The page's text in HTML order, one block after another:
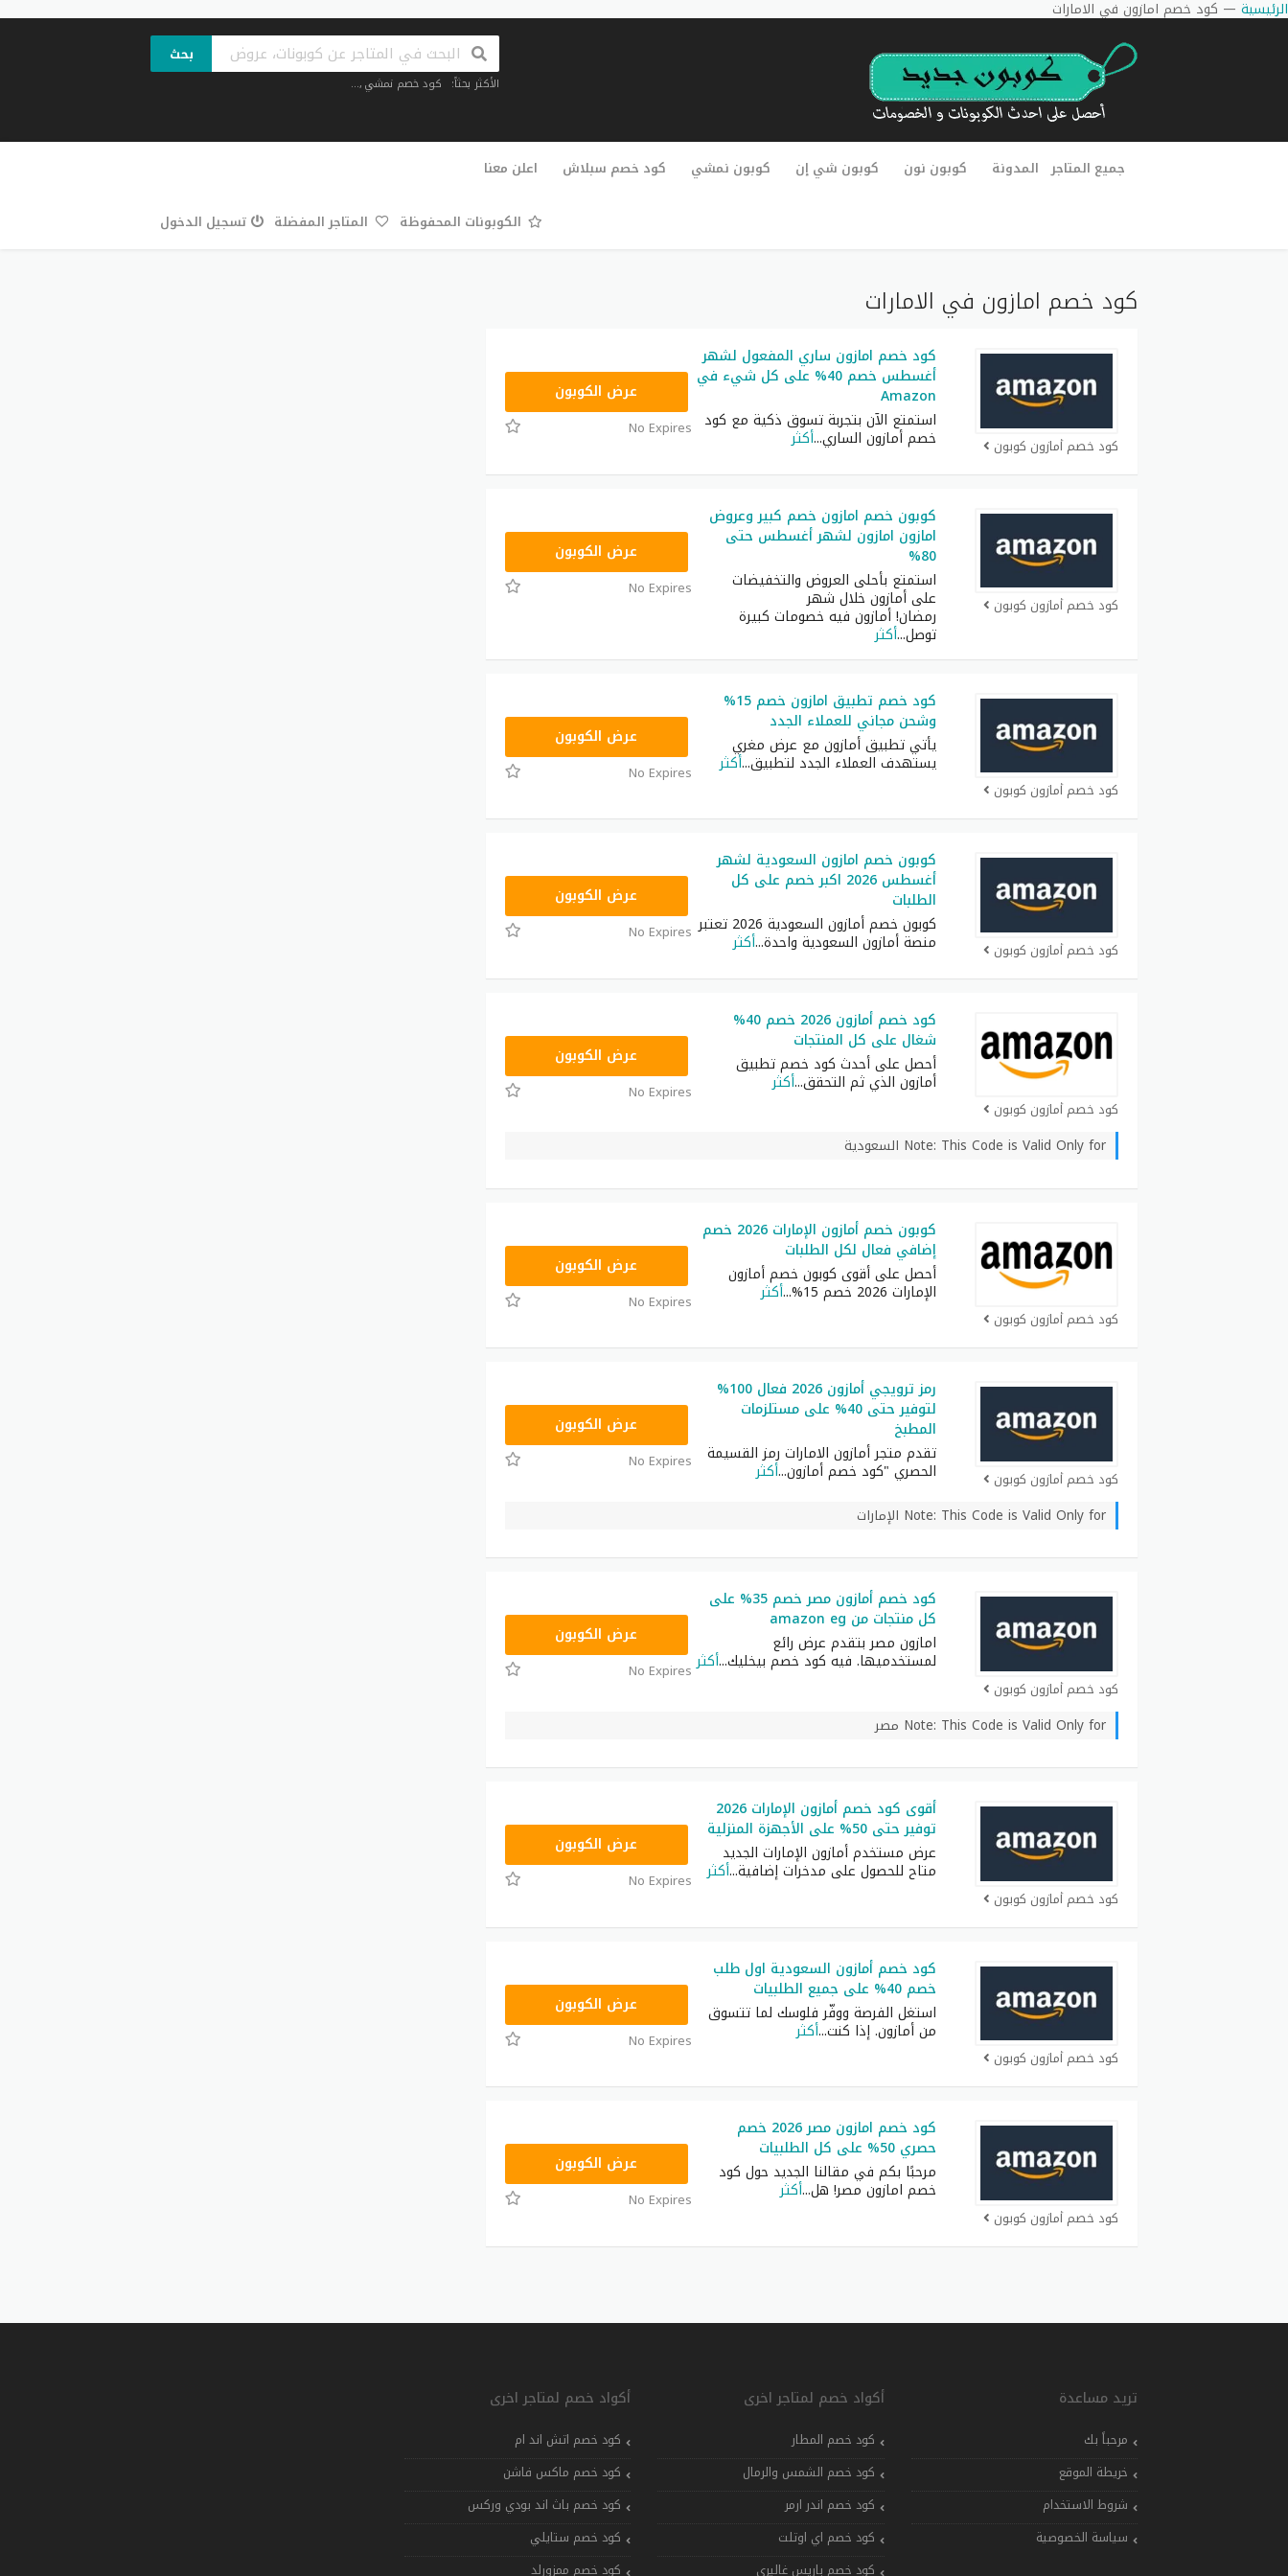
الرئيسية — كود خصم امازون في الامارات
بحث
الأكثر بحثاً: كود خصم نمشي,...
تخطي
جميع المتاجر المدونة كوبون نون كوبون شي إن كوبون نمشي كود خصم سبلاش اعلن معنا
الكوبونات المحفوظة المتاجر المفضلة تسجيل الدخول
كود خصم امازون في الامارات
كود خصم أمازون كوبون
كود خصم امازون ساري المفعول لشهر
أغسطس خصم 40% على كل شيء في
Amazon
استمتع الآن بتجربة تسوق ذكية مع كود
خصم أمازون الساري...أكثر
عرض الكوبون
No Expires
كود خصم أمازون كوبون
كوبون خصم امازون خصم كبير وعروض
امازون امازون لشهر أغسطس حتى
80%
استمتع بأحلى العروض والتخفيضات
على أمازون خلال شهر
رمضان! أمازون فيه خصومات كبيرة
توصل...أكثر
NEW30عرض الكوبون
No Expires
كود خصم أمازون كوبون
كود خصم تطبيق امازون خصم 15%
وشحن مجاني للعملاء الجدد
يأتي تطبيق أمازون مع عرض مغري
يستهدف العملاء الجدد لتطبيق...أكثر
NEW20عرض الكوبون
No Expires
كود خصم أمازون كوبون
كوبون خصم امازون السعودية لشهر
أغسطس 2026 اكبر خصم على كل
الطلبات
كوبون خصم أمازون السعودية 2026 تعتبر
منصة أمازون السعودية واحدة...أكثر
عرض الكوبون
No Expires
كود خصم أمازون كوبون
كود خصم أمازون 2026 خصم 40%
شغال على كل المنتجات
أحصل على أحدث كود خصم تطبيق
أمازون الذي ثم التحقق...أكثر
عرض الكوبون
No Expires
Note: This Code is Valid Only for السعودية
كود خصم أمازون كوبون
كوبون خصم أمازون الإمارات 2026 خصم
إضافي فعال لكل الطلبات
أحصل على أقوى كوبون خصم أمازون
الإمارات 2026 خصم 15% ...أكثر
عرض الكوبون
No Expires
كود خصم أمازون كوبون
رمز ترويجي أمازون 2026 فعال 100%
لتوفير حتى 40% على مستلزمات
المطبخ
تقدم متجر أمازون الامارات رمز القسيمة
الحصري "كود خصم أمازون...أكثر
عرض الكوبون
No Expires
Note: This Code is Valid Only for الإمارات
كود خصم أمازون كوبون
كود خصم أمازون مصر خصم 35% على
كل منتجات من amazon eg
امازون مصر بتقدم عرض رائع
لمستخدميها. فيه كود خصم بيخليك...أكثر
BM150عرض الكوبون
No Expires
Note: This Code is Valid Only for مصر
كود خصم أمازون كوبون
أقوى كود خصم أمازون الإمارات 2026
توفير حتى 50% على الأجهزة المنزلية
عرض مستخدم أمازون الإمارات الجديد
متاح للحصول على مدخرات إضافية...أكثر
عرض الكوبون
No Expires
كود خصم أمازون كوبون
كود خصم أمازون السعودية اول طلب
خصم 40% على جميع الطلبيات
استغل الفرصة ووفّر فلوسك لما تتسوق
من أمازون. إذا كنت...أكثر
HELLO50عرض الكوبون
No Expires
كود خصم أمازون كوبون
كود خصم امازون مصر 2026 خصم
حصري 50% على كل الطلبيات
مرحبًا بكم في مقالنا الجديد حول كود
خصم امازون مصر! هل...أكثر
VISA15عرض الكوبون
No Expires
تريد مساعدة
مرحباً بك
خريطة الموقع
شروط الاستخدام
سياسة الخصوصية
أكواد خصم لمتاجر اخرى
كود خصم المطار
كود خصم الشمس والرمال
كود خصم اندر ارمر
كود خصم اي اوتلت
كود خصم باريس غاليري
أكواد خصم لمتاجر اخرى
كود خصم اتش اند ام
كود خصم ماكس فاشن
كود خصم باث اند بودي وركس
كود خصم ستايلي
كود خصم ممزورلد